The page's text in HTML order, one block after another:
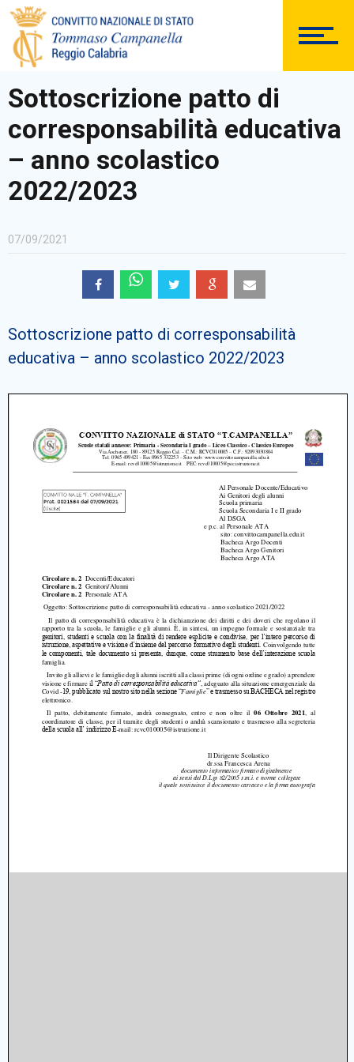
DOCUMENTAZIONE
PERSONALE
Sottoscrizione patto di
corresponsabilità educativa
– anno scolastico
2022/2023
07/09/2021
Sottoscrizione patto di corresponsabilità
educativa – anno scolastico 2022/2023